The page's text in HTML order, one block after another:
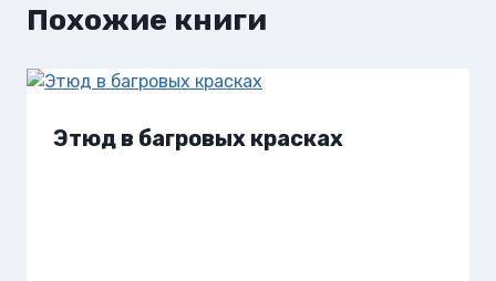
Похожие книги
Этюд в багровых красках